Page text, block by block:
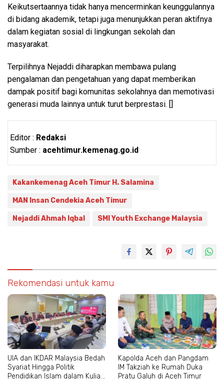
Keikutsertaannya tidak hanya mencerminkan keunggulannya
di bidang akademik, tetapi juga menunjukkan peran aktifnya
dalam kegiatan sosial di lingkungan sekolah dan
masyarakat.
Terpilihnya Nejaddi diharapkan membawa pulang
pengalaman dan pengetahuan yang dapat memberikan
dampak positif bagi komunitas sekolahnya dan memotivasi
generasi muda lainnya untuk turut berprestasi. []
Editor : Redaksi
Sumber : acehtimur.kemenag.go.id
Kakankemenag Aceh Timur H. Salamina
MAN Insan Cendekia Aceh Timur
Nejaddi Ahmah Iqbal SMI Youth Exchange Malaysia
Rekomendasi untuk kamu
UIA dan IKDAR Malaysia Bedah
Syariat Hingga Politik
Pendidikan Islam dalam Kuliah
Kapolda Aceh dan Pangdam
IM Takziah ke Rumah Duka
Pratu Galuh di Aceh Timur